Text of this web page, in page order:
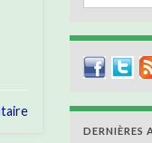
DERNIÈRES